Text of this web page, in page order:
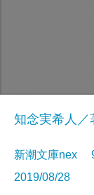
知念実希人／
新潮文庫nex
2019/08/28